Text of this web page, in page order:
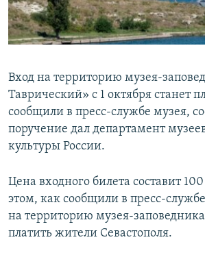
ПОБЕДИТЕЛЕЙ НЕ СУДЯТ?
КРЫМ.НЕПОКОРЕННЫЙ
УКРАИНСКАЯ ПРОБЛЕМА КРЫМА
ПРИСОЕДИНЯЙТЕСЬ!
Все сайты RFE/RL
Вход на территорию музея-
Таврический» с 1 октября станет
сообщили в пресс-службе музея,
поручение дал департамент
культуры России.
Цена входного билета составит
этом, как сообщили в пресс-
на территорию музея-заповедника
платить жители Севастополя.